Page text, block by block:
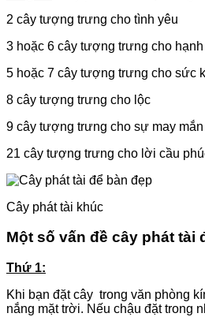
2 cây tượng trưng cho tình yêu
3 hoặc 6 cây tượng trưng cho
5 hoặc 7 cây tượng trưng cho sức
8 cây tượng trưng cho lộc
9 cây tượng trưng cho sự may
21 cây tượng trưng cho lời cầu
Cây phát tài khúc
Một số vấn đề cây phát tài
Thứ 1:
Khi bạn đặt cây trong văn phòng
nắng mặt trời. Nếu chậu đặt trong